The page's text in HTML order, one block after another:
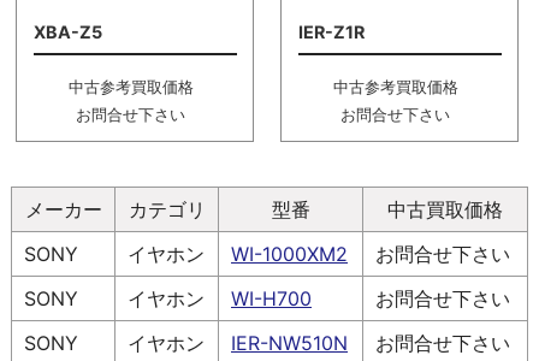
XBA-Z5
中古参考買取価格
お問合せ下さい
IER-Z1R
中古参考買取価格
お問合せ下さい
メーカー カテゴリ 型番
中古買取価格
SONY
イヤホン WI-1000XM2
お問合せ下さい
SONY
イヤホン WI-H700
お問合せ下さい
SONY
イヤホン IER-NW510N
お問合せ下さい